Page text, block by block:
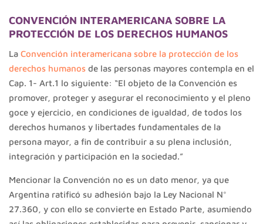
CONVENCIÓN INTERAMERICANA SOBRE LA
PROTECCIÓN DE LOS DERECHOS HUMANOS
La Convención interamericana sobre la protección de los
derechos humanos de las personas mayores contempla en el
Cap. 1- Art.1 lo siguiente: “El objeto de la Convención es
promover, proteger y asegurar el reconocimiento y el pleno
goce y ejercicio, en condiciones de igualdad, de todos los
derechos humanos y libertades fundamentales de la
persona mayor, a fin de contribuir a su plena inclusión,
integración y participación en la sociedad.”
Mencionar la Convención no es un dato menor, ya que
Argentina ratificó su adhesión bajo la Ley Nacional N°
27.360, y con ello se convierte en Estado Parte, asumiendo